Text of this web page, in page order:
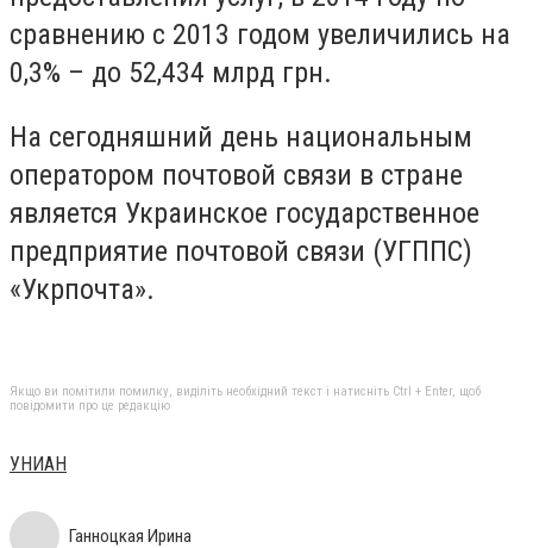
сравнению с 2013 годом увеличились на
0,3% – до 52,434 млрд грн.
На сегодняшний день национальным
оператором почтовой связи в стране
является Украинское государственное
предприятие почтовой связи (УГППС)
«Укрпочта».
Якщо ви помітили помилку, виділіть необхідний текст і натисніть Ctrl + Enter, щоб
повідомити про це редакцію
УНИАН
Ганноцкая Ирина